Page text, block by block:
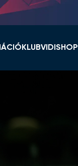
KLUB
KEZDŐRÚGÁS
VIDISHOP